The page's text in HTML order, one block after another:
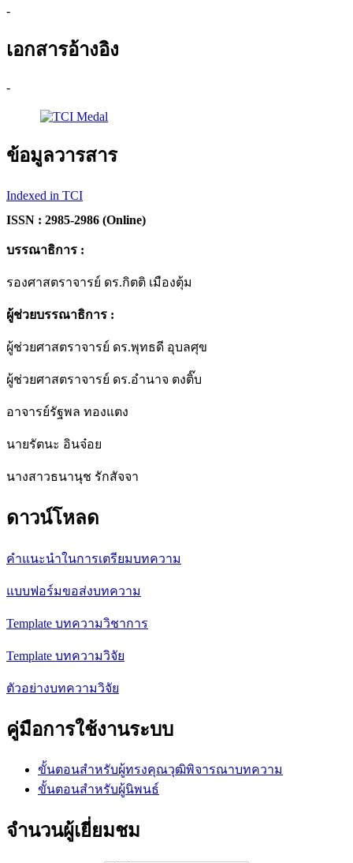
-
เอกสารอ้างอิง
-
ข้อมูลวารสาร
Indexed in TCI
ISSN : 2985-2986 (Online)
บรรณาธิการ :
รองศาสตราจารย์ ดร.กิตติ เมืองตุ้ม
ผู้ช่วยบรรณาธิการ :
ผู้ช่วยศาสตราจารย์ ดร.พุทธดี อุบลศุข
ผู้ช่วยศาสตราจารย์ ดร.อำนาจ ตงติ๊บ
อาจารย์รัฐพล ทองแตง
นายรัตนะ อินจ๋อย
นางสาวธนานุช รักสัจจา
ดาวน์โหลด
คำแนะนำในการเตรียมบทความ
แบบฟอร์มขอส่งบทความ
Template บทความวิชาการ
Template บทความวิจัย
ตัวอย่างบทความวิจัย
คู่มือการใช้งานระบบ
ขั้นตอนสำหรับผู้ทรงคุณวุฒิพิจารณาบทความ
ขั้นตอนสำหรับผู้นิพนธ์
จำนวนผู้เยี่ยมชม